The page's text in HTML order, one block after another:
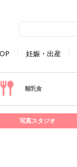
妊娠・出産
離乳食
写真スタジオ